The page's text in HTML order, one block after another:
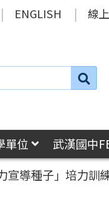
ENGLISH 線
搜
單位 武漢國中
宣導種子」培力訓